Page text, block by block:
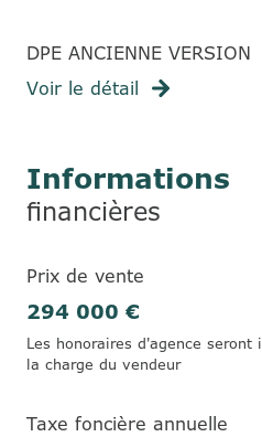
DPE ANCIENNE VERSION
Voir le détail
Informations
financières
Prix de vente
294 000 €
Les honoraires d'agence seront
la charge du vendeur
Taxe foncière annuelle